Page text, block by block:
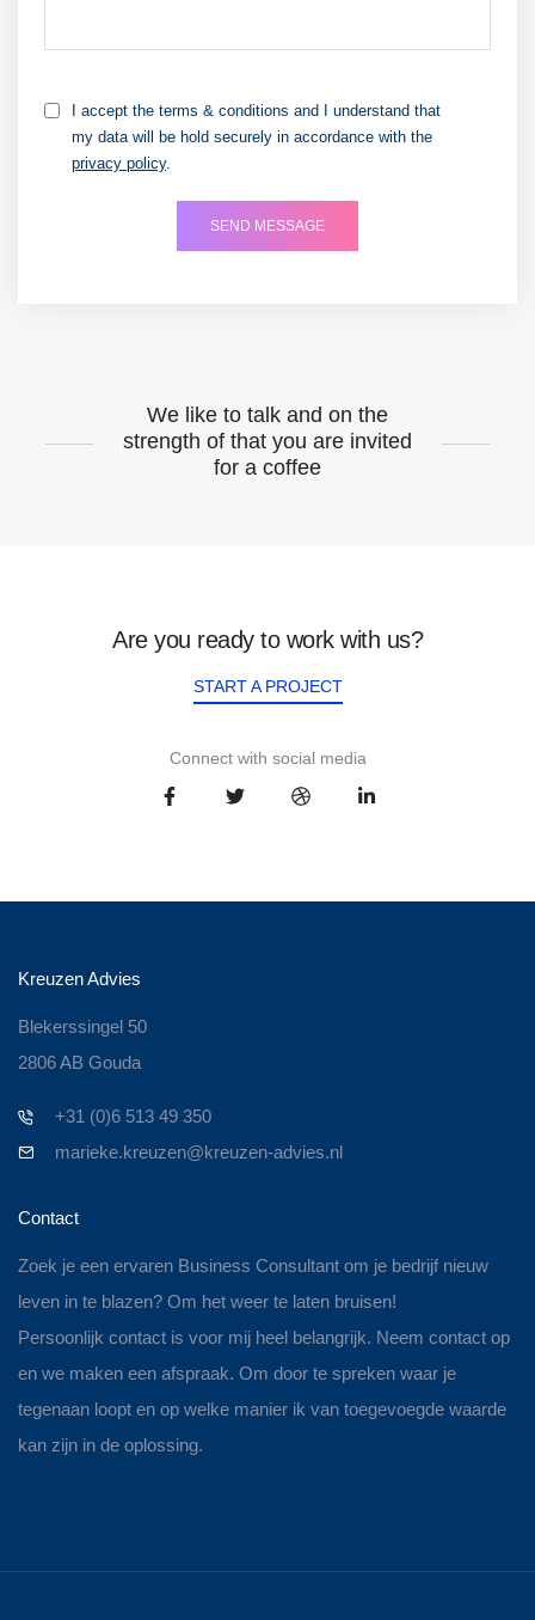
I accept the terms & conditions and I understand that
my data will be hold securely in accordance with the
privacy policy.
We like to talk and on the
strength of that you are invited
for a coffee
Are you ready to work with us?
START A PROJECT
Connect with social media
Kreuzen Advies
Blekerssingel 50
2806 AB Gouda
+31 (0)6 513 49 350
marieke.kreuzen@kreuzen-advies.nl
Contact
Zoek je een ervaren Business Consultant om je bedrijf nieuw
leven in te blazen? Om het weer te laten bruisen!
Persoonlijk contact is voor mij heel belangrijk. Neem contact op
en we maken een afspraak. Om door te spreken waar je
tegenaan loopt en op welke manier ik van toegevoegde waarde
kan zijn in de oplossing.